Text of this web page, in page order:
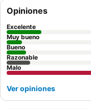
elogios por su
sobre el personal es
considere solicitar una
para mitigar el ruido.
Opiniones
Excelente
Muy bueno
Bueno
Razonable
Malo
Ver opiniones